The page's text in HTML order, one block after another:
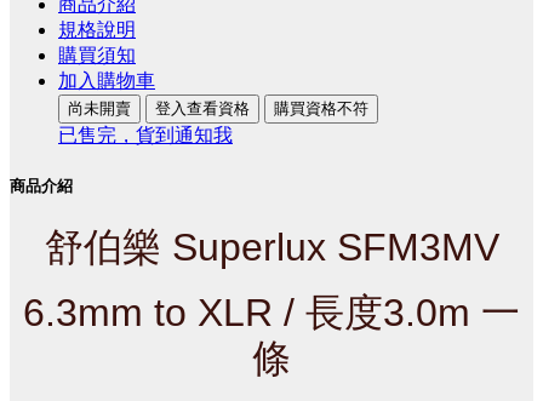
規格說明
購買須知
加入購物車
尚未開賣 登入查看資格 購買資格不符
已售完，貨到通知我
商品介紹
舒伯樂 Superlux SFM3MV
6.3mm to XLR / 長度3.0m 一
條